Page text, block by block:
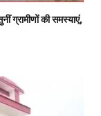
ग्रामीणों की समस्याएं,